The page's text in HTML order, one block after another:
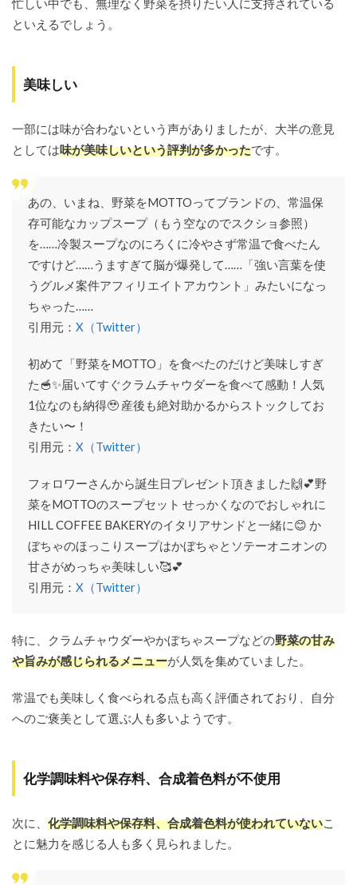
忙しい中でも、無理なく野菜を摂りたい人に支持されている
といえるでしょう。
美味しい
一部には味が合わないという声がありましたが、大半の意見
としては味が美味しいという評判が多かったです。
あの、いまね、野菜をMOTTOってブランドの、常温保
存可能なカップスープ（もう空なのでスクショ参照）
を……冷製スープなのにろくに冷やさず常温で食べたん
ですけど……うますぎて脳が爆発して……「強い言葉を使
うグルメ案件アフィリエイトアカウント」みたいになっ
ちゃった……
引用元： X（Twitter）
初めて「野菜をMOTTO」を食べたのだけど美味しすぎ
た🥣✨届いてすぐクラムチャウダーを食べて感動！人気
1位なのも納得🥹 産後も絶対助かるからストックしてお
きたい〜！
引用元： X（Twitter）
フォロワーさんから誕生日プレゼント頂きました🙌💕野
菜をMOTTOのスープセット せっかくなのでおしゃれに
HILL COFFEE BAKERYのイタリアサンドと一緒に😊 か
ぼちゃのほっこりスープはかぼちゃとソテーオニオンの
甘さがめっちゃ美味しい🥰💕
引用元： X（Twitter）
特に、クラムチャウダーやかぼちゃスープなどの野菜の甘み
や旨みが感じられるメニューが人気を集めていました。
常温でも美味しく食べられる点も高く評価されており、自分
へのご褒美として選ぶ人も多いようです。
化学調味料や保存料、合成着色料が不使用
次に、 化学調味料や保存料、合成着色料が使われていないこ
とに魅力を感じる人も多く見られました。